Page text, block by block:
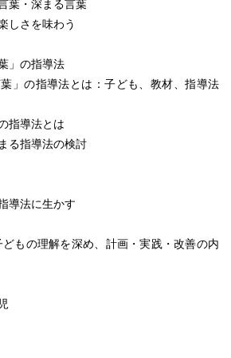
葉・深まる言葉
しさを味わう
」の指導法
」の指導法とは：子ども、教材、指導法
指導法とは
る指導法の検討
導法に生かす
もの理解を深め、計画・実践・改善の内